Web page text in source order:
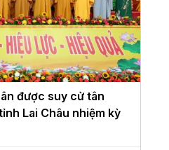
được suy cử tân
Lai Châu nhiệm kỳ